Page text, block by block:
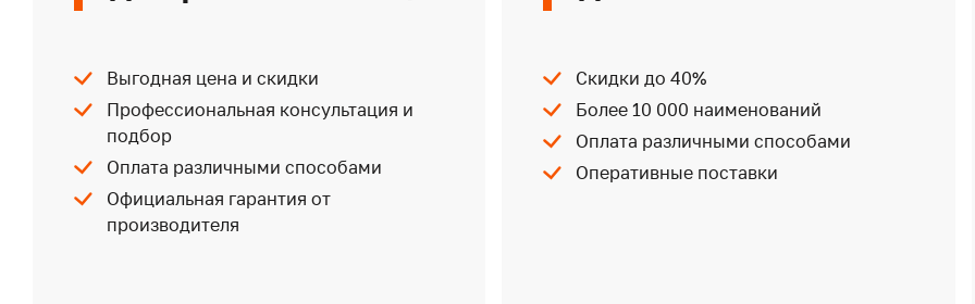
Выгодная цена и скидки
Профессиональная консультация и
подбор
Оплата различными способами
Официальная гарантия от
производителя
Скидки до 40%
Более 10 000 наименований
Оплата различными способами
Оперативные поставки